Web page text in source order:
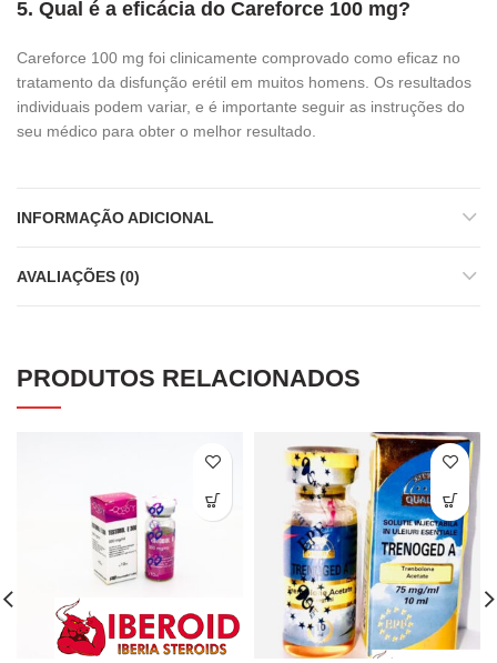
5. Qual é a eficácia do Careforce 100 mg?
Careforce 100 mg foi clinicamente comprovado como eficaz no
tratamento da disfunção erétil em muitos homens. Os resultados
individuais podem variar, e é importante seguir as instruções do
seu médico para obter o melhor resultado.
INFORMAÇÃO ADICIONAL
AVALIAÇÕES (0)
PRODUTOS RELACIONADOS